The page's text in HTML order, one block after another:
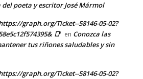
poeta y escritor José Mármol
https://graph.org/Ticket--58146-05-02?
📑 en Conozca las
tus riñones saludables y sin
https://graph.org/Ticket--58146-05-02?